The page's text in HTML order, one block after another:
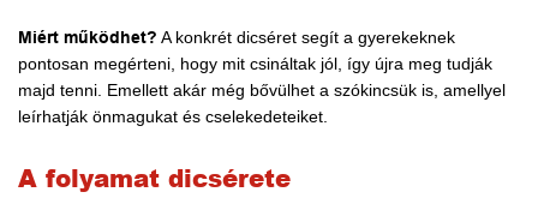
Miért működhet? A konkrét dicséret segít a gyerekeknek
pontosan megérteni, hogy mit csináltak jól, így újra meg tudják
majd tenni. Emellett akár még bővülhet a szókincsük is, amellyel
leírhatják önmagukat és cselekedeteiket.
A folyamat dicsérete